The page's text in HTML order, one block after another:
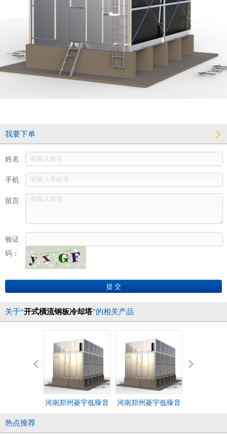
我要下单
姓名
手机
留言
验证
码：
关于“开式橫流钢板冷却塔”的相关产品
河南郑州菱宇低噪音 河南郑州菱宇低噪音
热点推荐